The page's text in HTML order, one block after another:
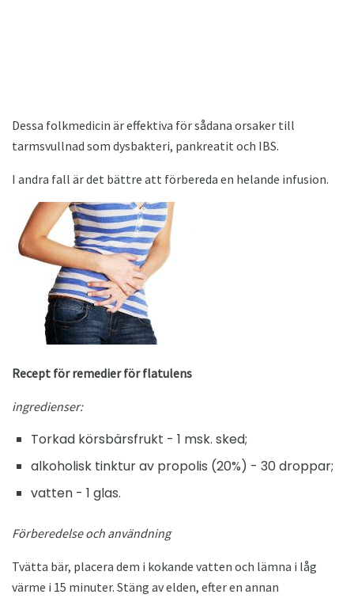
Dessa folkmedicin är effektiva för sådana orsaker till
tarmsvullnad som dysbakteri, pankreatit och IBS.
I andra fall är det bättre att förbereda en helande infusion.
Recept för remedier för flatulens
ingredienser:
Torkad körsbärsfrukt - 1 msk. sked;
alkoholisk tinktur av propolis (20%) - 30 droppar;
vatten - 1 glas.
Förberedelse och användning
Tvätta bär, placera dem i kokande vatten och lämna i låg
värme i 15 minuter. Stäng av elden, efter en annan